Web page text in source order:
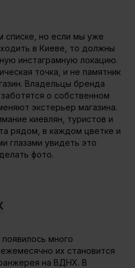
списке, но если мы уже
в Киеве, то должны
инстаграмную локацию.
точка, и не памятник
Владельцы бренда
о собственном
экстерьер магазина.
киевлян, туристов и
рядом, в каждом цветке и
глазами увидеть это
фото.
много
их становится
на ВДНХ. В